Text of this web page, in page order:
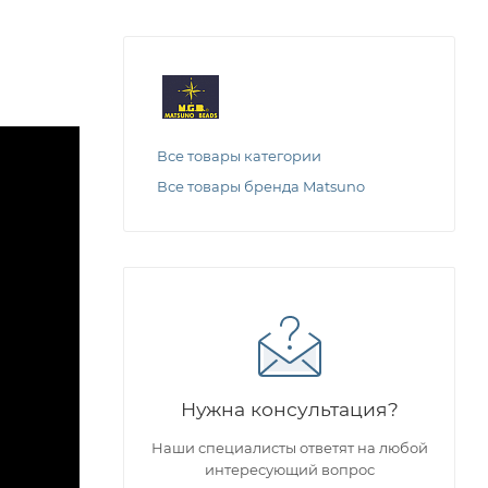
Все товары категории
Все товары бренда Matsuno
Нужна консультация?
Наши специалисты ответят на любой
интересующий вопрос